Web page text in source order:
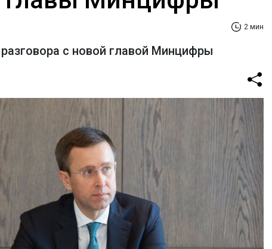
2 мин
с новой главой Минцифры